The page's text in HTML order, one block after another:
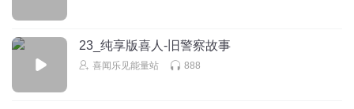
23_纯享版喜人-旧警察故事
喜闻乐见能量站 888